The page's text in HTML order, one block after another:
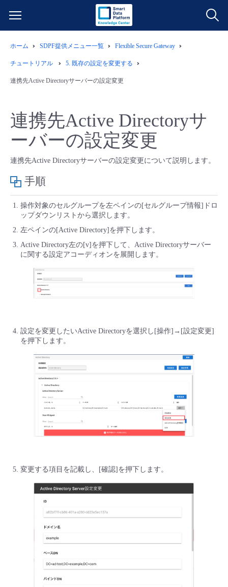
サービス一覧
データ利活用
ネットワーク
モニタリング/監査
サポート
管理機能
すべてのメニューを見る
よくある質問
クラウド/サーバー
ネットワーク
IoT
モニタリング/監査
サポート
管理機能
料金情報
料金シミュレーター
データ利活用
クラウド/サーバー
ネットワーク
IoT
モニタリング/監査
すべてのメニューを見る
ご利用開始ガイド
- 管理機能
■ セットアップガイド
- 初期設定・確認
- APIリファレンス
■ 基本構築ガイド
- Flexible InterConnect
- Flexible Remote Access
- vUTM2
- バックアップ
- データと分析
- IoT
- リモートワーク
- ITインフラストラクチャー
- その他
サービス稼働状況
故障/メンテナンス履歴
メンテナンス予定
パートナー
販売パートナー向けプログラム
トレーニング/操作動画
ホーム SDPF提供メニュー一覧 Flexible Secure Gateway
チュートリアル 5. 既存の設定を変更する
連携先Active Directoryサーバーの設定変更
連携先Active Directoryサ
ーバーの設定変更
連携先Active Directoryサーバーの設定変更について説明します。
手順
操作対象のセルグループを左ペインの[セルグループ情報]ドロ
ップダウンリストから選択します。
左ペインの[Active Directory]を押下します。
Active Directory左の[v]を押下して、Active Directoryサーバー
に関する設定アコーディオンを展開します。
設定を変更したいActive Directoryを選択し[操作]→[設定変更]
を押下します。
変更する項目を記載し、[確認]を押下します。